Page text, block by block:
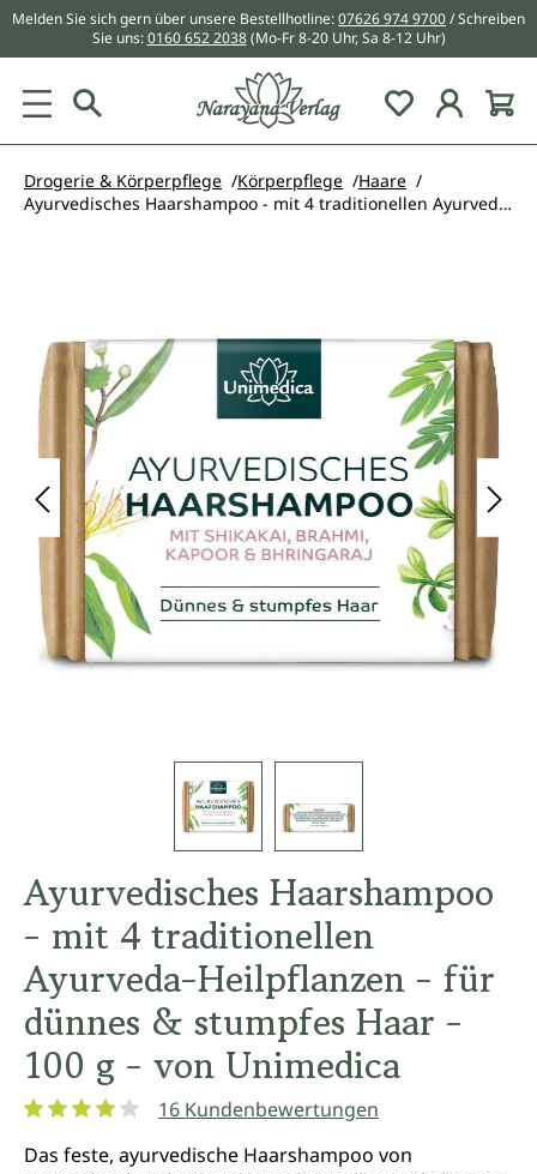
springen
Melden Sie sich gern über unsere Bestellhotline:07626 974 9700/ Schreiben
Sie uns:0160 652 2038 (Mo-Fr 8-20 Uhr, Sa 8-12 Uhr)
Du hast 0
Drogerie & Körperpflege Körperpflege
Haare
Ayurvedisches Haarshampoo - mit 4 traditionellen Ayurveda-Heilpflanzen - für dünnes & stumpfes Haar - 100 g - von Unimedica
Ayurvedisches Haarshampoo
- mit 4 traditionellen
Ayurveda-Heilpflanzen - für
dünnes & stumpfes Haar -
100 g - von Unimedica
16 Kundenbewertungen
Das feste, ayurvedische Haarshampoo von